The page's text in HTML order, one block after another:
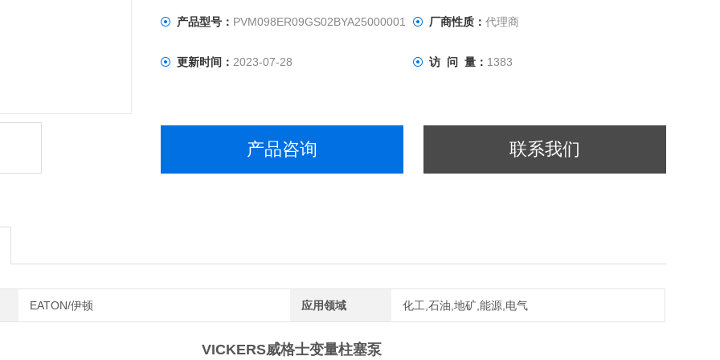
产品型号： PVM098ER09GS02BYA25000001 厂商性质：代理商
更新时间： 2023-07-28 访 问 量： 1383
产品咨询 联系我们
EATON/伊顿 应用领域 化工,石油,地矿,能源,电气
VICKERS威格士变量柱塞泵